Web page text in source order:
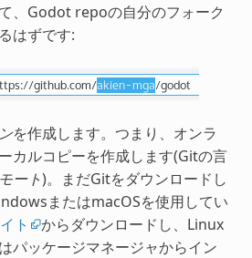
、Godot repoの自分のフォーク
はずです:
を作成します。つまり、オンラ
カルコピーを作成します(Gitの言
ート)。まだGitをダウンロードし
またはmacOSを使用してい
ト
からダウンロードし、Linux
パッケージマネージャからイン